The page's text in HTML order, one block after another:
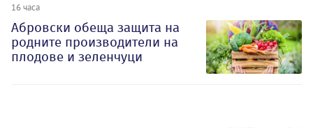
16 часа
Абровски обеща защита на
родните производители на
плодове и зеленчуци